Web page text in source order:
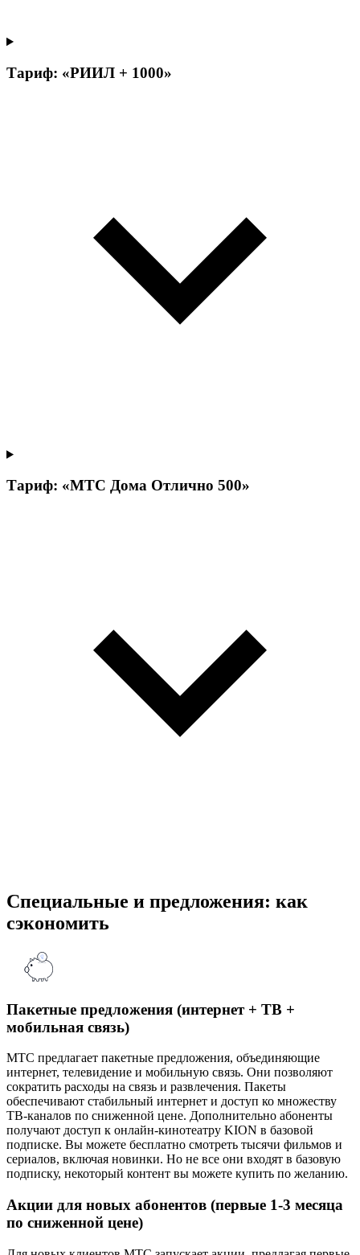
Тариф: «РИИЛ + 1000»
Тариф: «МТС Дома Отлично 500»
Специальные и предложения: как
сэкономить
Пакетные предложения (интернет + ТВ +
мобильная связь)
МТС предлагает пакетные предложения, объединяющие
интернет, телевидение и мобильную связь. Они позволяют
сократить расходы на связь и развлечения. Пакеты
обеспечивают стабильный интернет и доступ ко множеству
ТВ-каналов по сниженной цене. Дополнительно абоненты
получают доступ к онлайн-кинотеатру KION в базовой
подписке. Вы можете бесплатно смотреть тысячи фильмов и
сериалов, включая новинки. Но не все они входят в базовую
подписку, некоторый контент вы можете купить по желанию.
Акции для новых абонентов (первые 1-3 месяца
по сниженной цене)